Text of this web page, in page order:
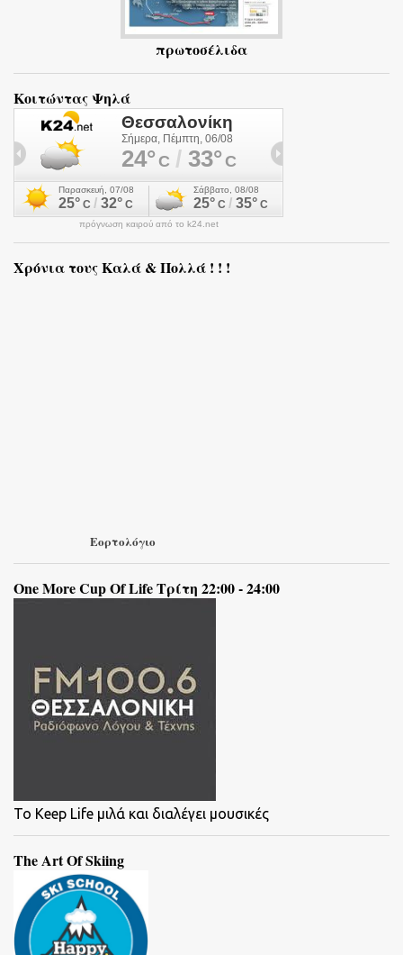
πρωτοσέλιδα
Κοιτώντας Ψηλά
πρόγνωση καιρού από το k24.net
Χρόνια τους Καλά & Πολλά ! ! !
Εορτολόγιο
One More Cup Of Life Τρίτη 22:00 - 24:00
To Keep Life μιλά και διαλέγει μουσικές
The Art Of Skiing